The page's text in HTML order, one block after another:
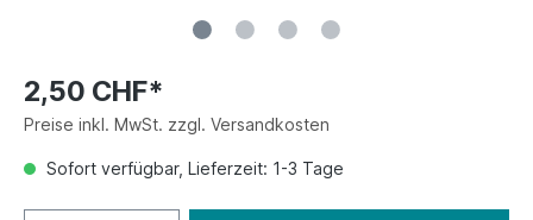
2,50 CHF*
Preise inkl. MwSt. zzgl. Versandkosten
Sofort verfügbar, Lieferzeit: 1-3 Tage